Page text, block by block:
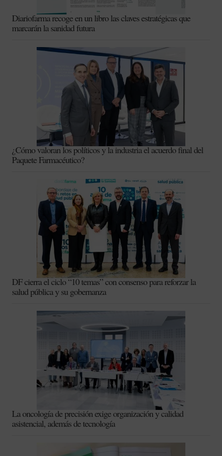
Diariofarma recoge en un libro las claves estratégicas que
marcarán la sanidad futura
¿Cómo valoran los políticos y la industria el acuerdo final del
Paquete Farmacéutico?
DF cierra el ciclo “10 temas” con consenso para reforzar la
salud pública y su gobernanza
La oncología de precisión exige organización y calidad
asistencial, además de tecnología